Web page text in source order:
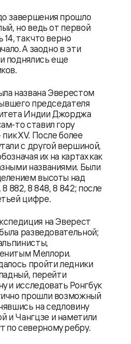
завершения прошло
но ведь от первой
так что верно
А заодно в эти
поднялись еще
названа Эверестом
председателя
Индии Джорджа
то ставил гору
XV. После более
с другой вершиной,
их на картах как
названиями. Были
высоты над
882, 8 848, 8 842; после
цифре.
на Эверест
разведовательной;
Меллори.
пройти ледники
перейти
и исследовать Ронгбук
прошли возможный
на седловину
и Чангцзе и наметили
по северному ребру.